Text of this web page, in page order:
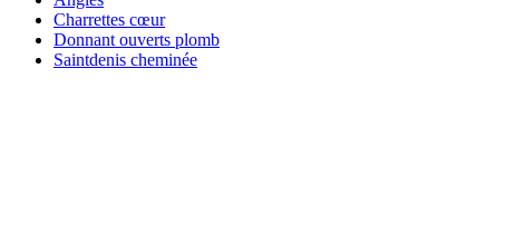
Charrettes cœur
Donnant ouverts plomb
Saintdenis cheminée